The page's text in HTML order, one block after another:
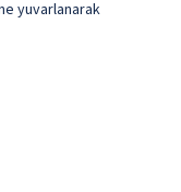
yuvarlanarak